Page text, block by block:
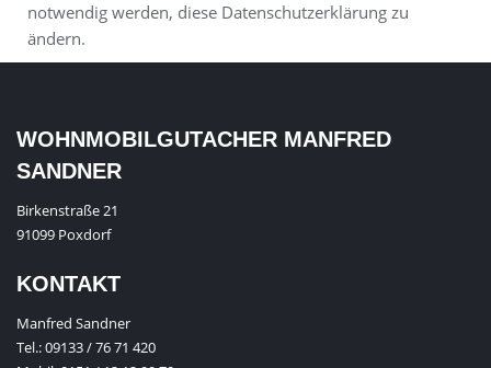
notwendig werden, diese Datenschutzerklärung zu
ändern.
WOHNMOBILGUTACHER MANFRED
SANDNER
Birkenstraße 21
91099 Poxdorf
KONTAKT
Manfred Sandner
Tel.:09133 / 76 71 420